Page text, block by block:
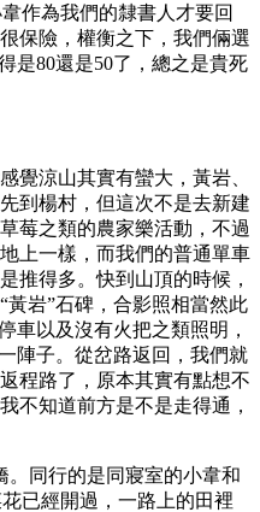
作為我們的隸書人才要回
保險，權衡之下，我們倆選
是80還是50了，總之是貴死
覺涼山其實有蠻大，黃岩、
到楊村，但這次不是去新建
莓之類的農家樂活動，不過
上一樣，而我們的普通單車
推得多。快到山頂的時候，
岩”石碑，合影照相當然此
車以及沒有火把之類照明，
陣子。從岔路返回，我們就
程路了，原本其實有點想不
不知道前方是不是走得通，
。同行的是同寢室的小韋和
已經開過，一路上的田裡